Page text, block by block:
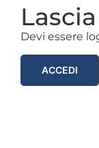
Devi essere
ACCEDI